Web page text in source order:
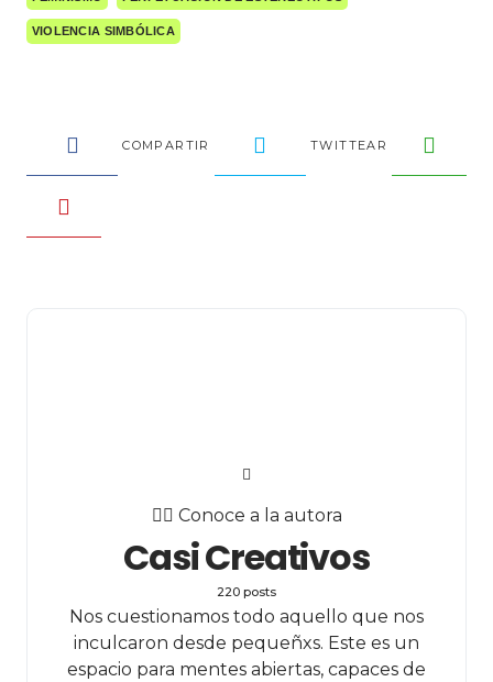
VIOLENCIA SIMBÓLICA
COMPARTIR TWITTEAR
✍🏻 Conoce a la autora
Casi Creativos
220 posts
Nos cuestionamos todo aquello que nos
inculcaron desde pequeñxs. Este es un
espacio para mentes abiertas, capaces de